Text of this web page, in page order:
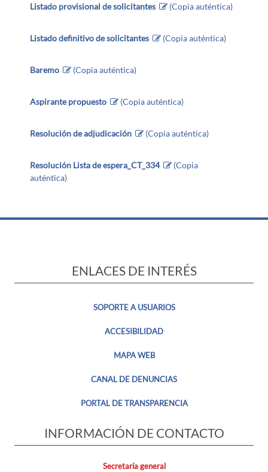
Listado provisional de solicitantes (Copia auténtica)
Listado definitivo de solicitantes (Copia auténtica)
Baremo (Copia auténtica)
Aspirante propuesto (Copia auténtica)
Resolución de adjudicación (Copia auténtica)
Resolución Lista de espera_CT_334
(Copia
auténtica)
ENLACES DE INTERÉS
SOPORTE A USUARIOS
ACCESIBILIDAD
MAPA WEB
CANAL DE DENUNCIAS
PORTAL DE TRANSPARENCIA
INFORMACIÓN DE CONTACTO
Secretaría general